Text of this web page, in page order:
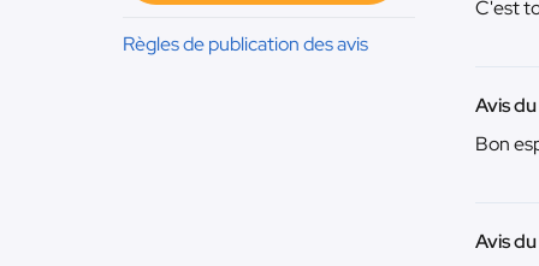
Règles de publication des avis
C'est
Avis
Bon
Avis